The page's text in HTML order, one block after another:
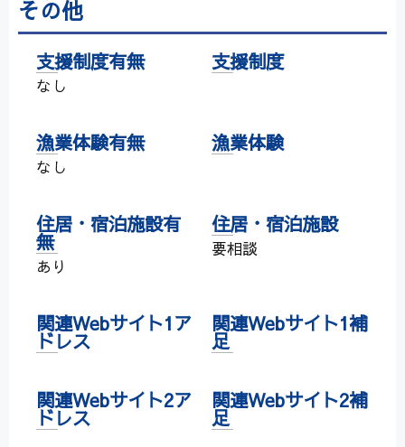
その他
支援制度有無
なし
支援制度
漁業体験有無
なし
漁業体験
住居・宿泊施設有
無
あり
住居・宿泊施設
要相談
関連Webサイト1ア
ドレス
関連Webサイト1補
足
関連Webサイト2ア
ドレス
関連Webサイト2補
足